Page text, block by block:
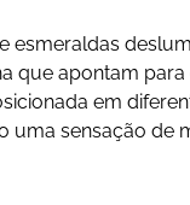
esmeraldas
que apontam para
em
uma sensação de